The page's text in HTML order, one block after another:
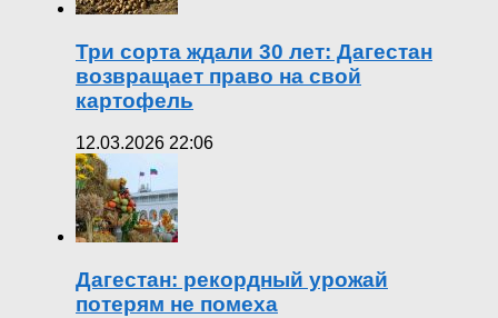
Три сорта ждали 30 лет: Дагестан
возвращает право на свой
картофель
12.03.2026 22:06
Дагестан: рекордный урожай
потерям не помеха